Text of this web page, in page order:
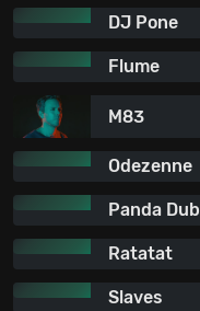
DJ Pone
Flume
M83
Odezenne
Panda Dub
Ratatat
Slaves